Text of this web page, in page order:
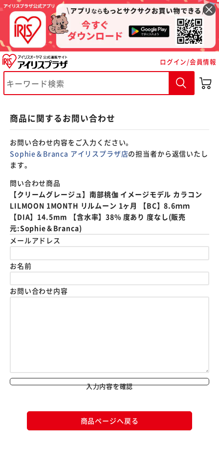
ログイン/会員情報
商品に関するお問い合わせ
お問い合わせ内容をご入力ください。
Sophie＆Branca アイリスプラザ店の担当者から返信いたし
ます。
問い合わせ商品
【クリームグレージュ】南部桃伽 イメージモデル カラコン
LILMOON 1MONTH リルムーン 1ヶ月 【BC】8.6ｍｍ
【DIA】14.5mm 【含水率】38% 度あり 度なし(販売
元:Sophie＆Branca)
メールアドレス
お名前
お問い合わせ内容
入力内容を確認
商品ページへ戻る
※ご確認ください
カートに入れる